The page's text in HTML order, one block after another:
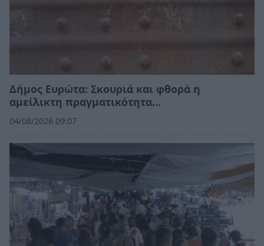
Δήμος Ευρώτα: Σκουριά και φθορά η
αμείλικτη πραγματικότητα…
04/08/2026 09:07